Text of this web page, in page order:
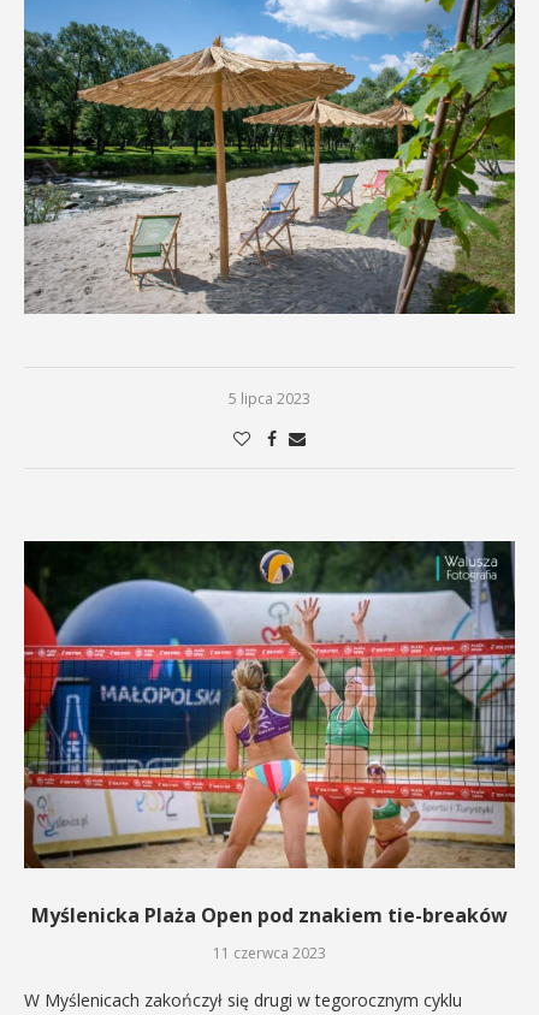
5 lipca 2023
Myślenicka Plaża Open pod znakiem tie-breaków
11 czerwca 2023
W Myślenicach zakończył się drugi w tegorocznym cyklu